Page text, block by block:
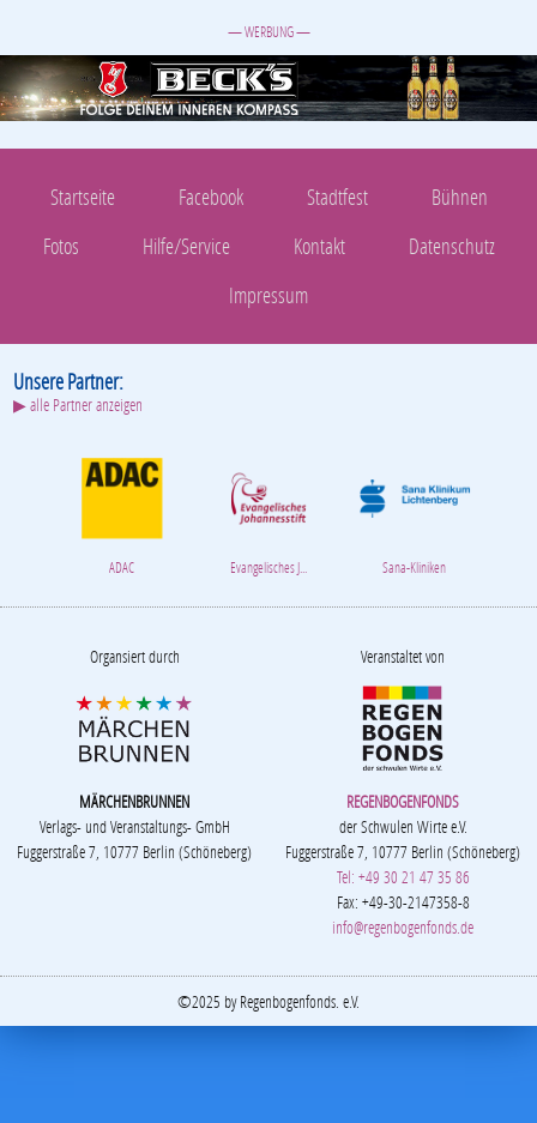
— WERBUNG —
Startseite Facebook Stadtfest
Bühnen
Fotos
Hilfe/Service Kontakt
Datenschutz
Impressum
Unsere Partner:
▶ alle Partner anzeigen
ADAC Evangelisches J... Sana-Kliniken
Organsiert durch
MÄRCHENBRUNNEN
Verlags- und Veranstaltungs- GmbH
Fuggerstraße 7, 10777 Berlin (Schöneberg)
Veranstaltet von
REGENBOGENFONDS
der Schwulen Wirte e.V.
Fuggerstraße 7, 10777 Berlin (Schöneberg)
Tel: +49 30 21 47 35 86
Fax: +49-30-2147358-8
info@regenbogenfonds.de
©2025 by Regenbogenfonds. e.V.